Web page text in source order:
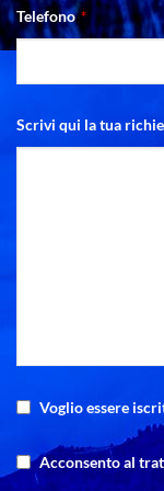
Telefono *
Scrivi qui la tua
Voglio essere
Acconsento al